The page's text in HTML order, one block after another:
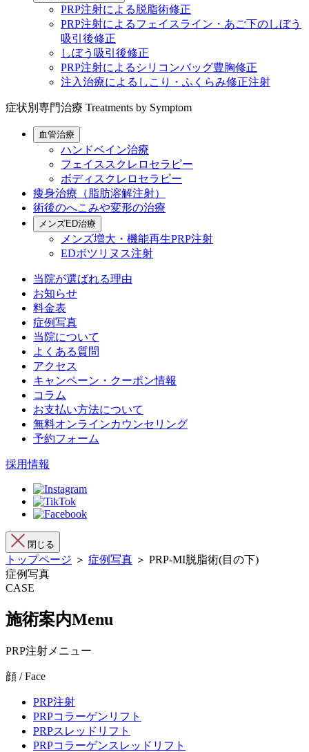
PRP注射による脱脂術修正
PRP注射によるフェイスライン・あご下のしぼう
吸引後修正
しぼう吸引後修正
PRP注射によるシリコンバッグ豊胸修正
注入治療によるしこり・ふくらみ修正注射
症状別専門治療 Treatments by Symptom
血管治療
ハンドベイン治療
フェイススクレロセラピー
ボディスクレロセラピー
痩身治療（脂肪溶解注射）
術後のへこみや変形の治療
メンズED治療
メンズ増大・機能再生PRP注射
EDボツリヌス注射
当院が選ばれる理由
お知らせ
料金表
症例写真
当院について
よくある質問
アクセス
キャンペーン・クーポン情報
コラム
お支払い方法について
無料オンラインカウンセリング
予約フォーム
採用情報
閉じる
トップページ ＞ 症例写真 ＞ PRP-MI脱脂術(目の下)
症例写真
CASE
施術案内Menu
PRP注射メニュー
顔 / Face
PRP注射
PRPコラーゲンリフト
PRPスレッドリフト
PRPコラーゲンスレッドリフト